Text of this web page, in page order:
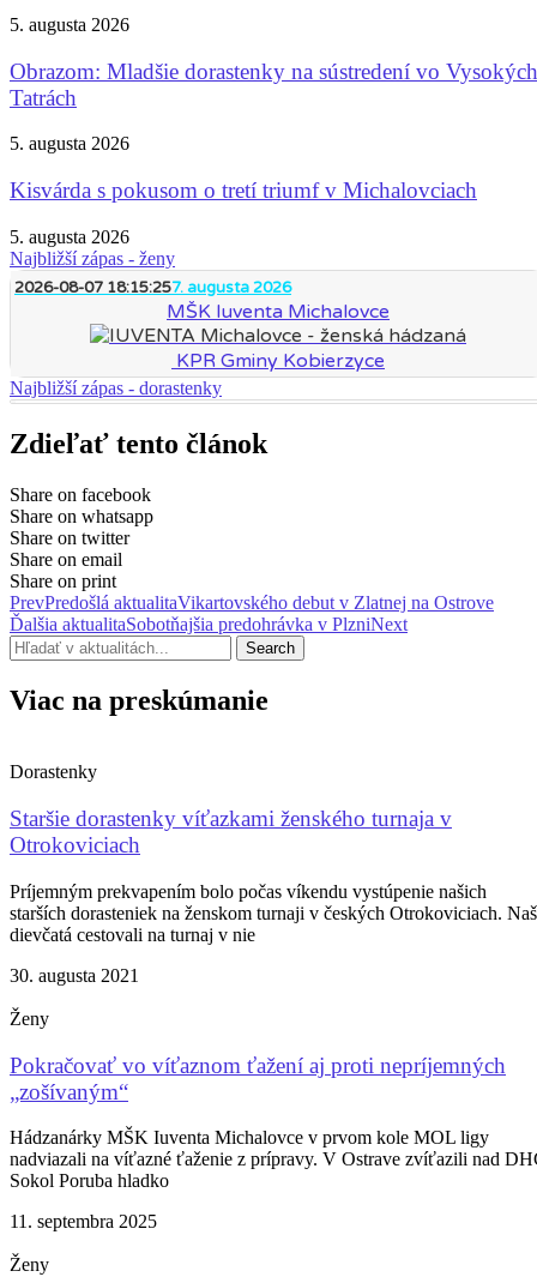
5. augusta 2026
Obrazom: Mladšie dorastenky na sústredení vo Vysokých
Tatrách
5. augusta 2026
Kisvárda s pokusom o tretí triumf v Michalovciach
5. augusta 2026
Najbližší zápas - ženy
2026-08-07 18:15:257. augusta 2026
MŠK Iuventa Michalovce
KPR Gminy Kobierzyce
Najbližší zápas - dorastenky
Zdieľať tento článok
Share on facebook
Share on whatsapp
Share on twitter
Share on email
Share on print
PrevPredošlá aktualitaVikartovského debut v Zlatnej na Ostrove
Ďalšia aktualitaSobotňajšia predohrávka v PlzniNext
Search
Viac na preskúmanie
Dorastenky
Staršie dorastenky víťazkami ženského turnaja v
Otrokoviciach
Príjemným prekvapením bolo počas víkendu vystúpenie našich
starších dorasteniek na ženskom turnaji v českých Otrokoviciach.
dievčatá cestovali na turnaj v nie
30. augusta 2021
Ženy
Pokračovať vo víťaznom ťažení aj proti nepríjemných
„zošívaným“
Hádzanárky MŠK Iuventa Michalovce v prvom kole MOL ligy
nadviazali na víťazné ťaženie z prípravy. V Ostrave zvíťazili nad
Sokol Poruba hladko
11. septembra 2025
Ženy